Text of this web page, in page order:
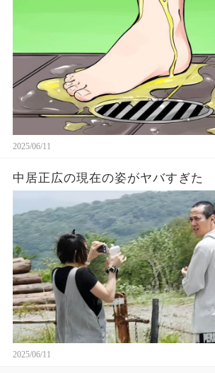
2025/06/11
中居正広の現在の姿がヤバすぎた
2025/06/11